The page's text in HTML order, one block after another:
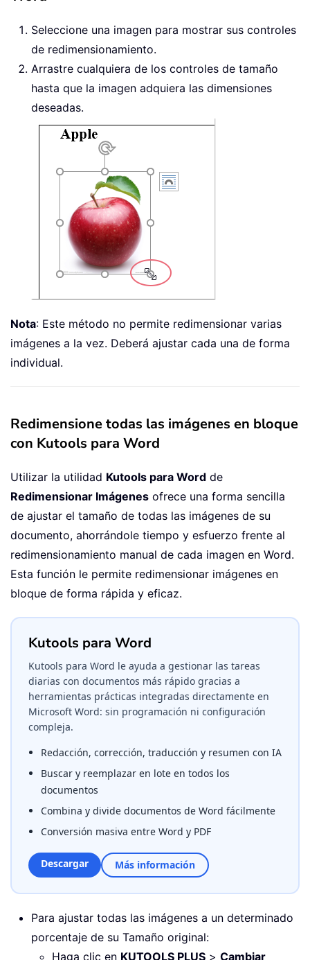
Seleccione una imagen para mostrar sus controles
de redimensionamiento.
Arrastre cualquiera de los controles de tamaño
hasta que la imagen adquiera las dimensiones
deseadas.
Nota: Este método no permite redimensionar varias
imágenes a la vez. Deberá ajustar cada una de forma
individual.
Redimensione todas las imágenes en bloque
con Kutools para Word
Utilizar la utilidad Kutools para Word de
Redimensionar Imágenes ofrece una forma sencilla
de ajustar el tamaño de todas las imágenes de su
documento, ahorrándole tiempo y esfuerzo frente al
redimensionamiento manual de cada imagen en Word.
Esta función le permite redimensionar imágenes en
bloque de forma rápida y eficaz.
Kutools para Word
Kutools para Word le ayuda a gestionar las tareas
diarias con documentos más rápido gracias a
herramientas prácticas integradas directamente en
Microsoft Word: sin programación ni configuración
compleja.
Redacción, corrección, traducción y resumen con IA
Buscar y reemplazar en lote en todos los
documentos
Combina y divide documentos de Word fácilmente
Conversión masiva entre Word y PDF
Descargar Más información
Para ajustar todas las imágenes a un determinado
porcentaje de su Tamaño original:
Haga clic en KUTOOLS PLUS > Cambiar